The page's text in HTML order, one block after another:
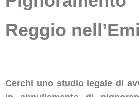
Reggio
Cerchi uno studio legale di